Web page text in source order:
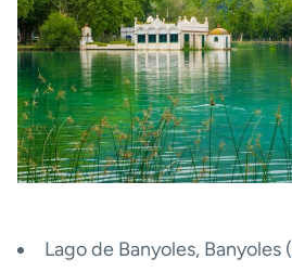
Lago de Banyoles, Banyoles